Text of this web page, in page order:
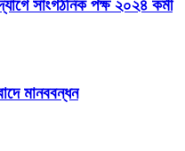
সাংগঠনিক পক্ষ ২০২৪ কর্মী
মানববন্ধন